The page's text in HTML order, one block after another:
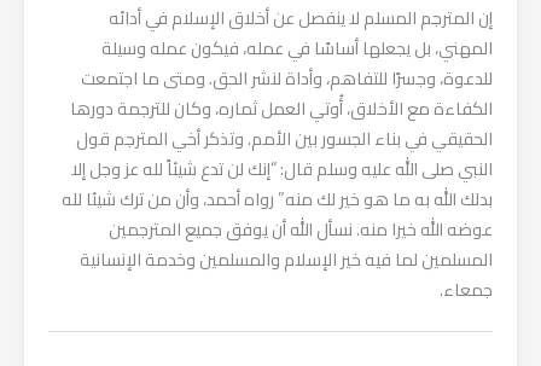
إن المترجم المسلم لا ينفصل عن أخلاق الإسلام في أدائه
المهني، بل يجعلها أساسًا في عمله، فيكون عمله وسيلة
للدعوة، وجسرًا للتفاهم، وأداة لنشر الحق. ومتى ما اجتمعت
الكفاءة مع الأخلاق، أُوتي العمل ثماره، وكان للترجمة دورها
الحقيقي في بناء الجسور بين الأمم. وتذكر أخي المترجم قول
النبي صلى الله عليه وسلم قال: “إنك لن تدع شيئاً لله عز وجل إلا
بدلك الله به ما هو خير لك منه” رواه أحمد، وأن من ترك شيئا لله
عوضه الله خيرا منه. نسأل الله أن يوفق جميع المترجمين
المسلمين لما فيه خير الإسلام والمسلمين وخدمة الإنسانية
جمعاء.